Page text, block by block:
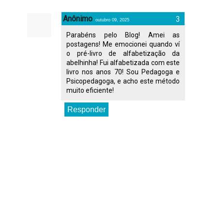
Anônimo outubro 09, 2025
Parabéns pelo Blog! Amei as
postagens! Me emocionei quando ví
o pré-livro de alfabetização da
abelhinha! Fui alfabetizada com este
livro nos anos 70! Sou Pedagoga e
Psicopedagoga, e acho este método
muito eficiente!
Responder